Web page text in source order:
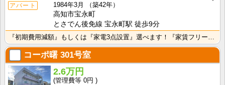
アパート
1984年3月
（築42年）
高知市宝永町
とさでん後免線 宝永町駅 徒歩9分
コーポ曙 301号室
2.6万円
0円